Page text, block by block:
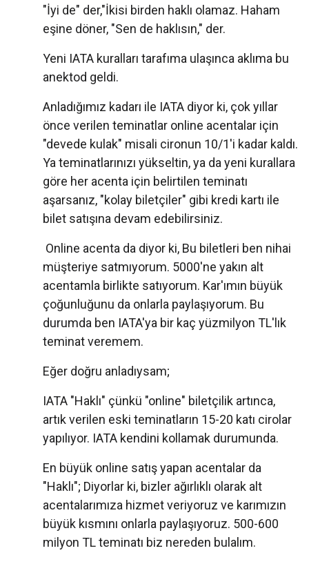
"İyi de" der,"İkisi birden haklı olamaz. Haham
eşine döner, "Sen de haklısın," der.
Yeni IATA kuralları tarafıma ulaşınca aklıma bu
anektod geldi.
Anladığımız kadarı ile IATA diyor ki, çok yıllar
önce verilen teminatlar online acentalar için
"devede kulak" misali cironun 10/1'i kadar kaldı.
Ya teminatlarınızı yükseltin, ya da yeni kurallara
göre her acenta için belirtilen teminatı
aşarsanız, "kolay biletçiler" gibi kredi kartı ile
bilet satışına devam edebilirsiniz.
Online acenta da diyor ki, Bu biletleri ben nihai
müşteriye satmıyorum. 5000'ne yakın alt
acentamla birlikte satıyorum. Kar'ımın büyük
çoğunluğunu da onlarla paylaşıyorum. Bu
durumda ben IATA'ya bir kaç yüzmilyon TL'lık
teminat veremem.
Eğer doğru anladıysam;
IATA "Haklı" çünkü "online" biletçilik artınca,
artık verilen eski teminatların 15-20 katı cirolar
yapılıyor. IATA kendini kollamak durumunda.
En büyük online satış yapan acentalar da
"Haklı"; Diyorlar ki, bizler ağırlıklı olarak alt
acentalarımıza hizmet veriyoruz ve karımızın
büyük kısmını onlarla paylaşıyoruz. 500-600
milyon TL teminatı biz nereden bulalım.